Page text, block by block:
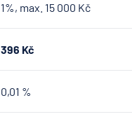
1%, max. 15 000 Kč
396 Kč
0,01 %